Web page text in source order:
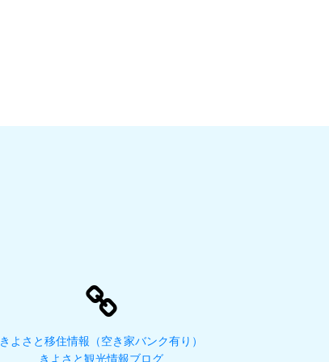
きよさと移住情報（空き家バンク有り）
きよさと観光情報ブログ